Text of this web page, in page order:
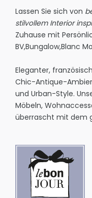
Lassen Sie sich von
stilvollem Interior
Zuhause mit
BV,Bungalow,Blanc
Eleganter,
Chic-Antique-
und Urban-Style.
Möbeln,
überrascht mit dem